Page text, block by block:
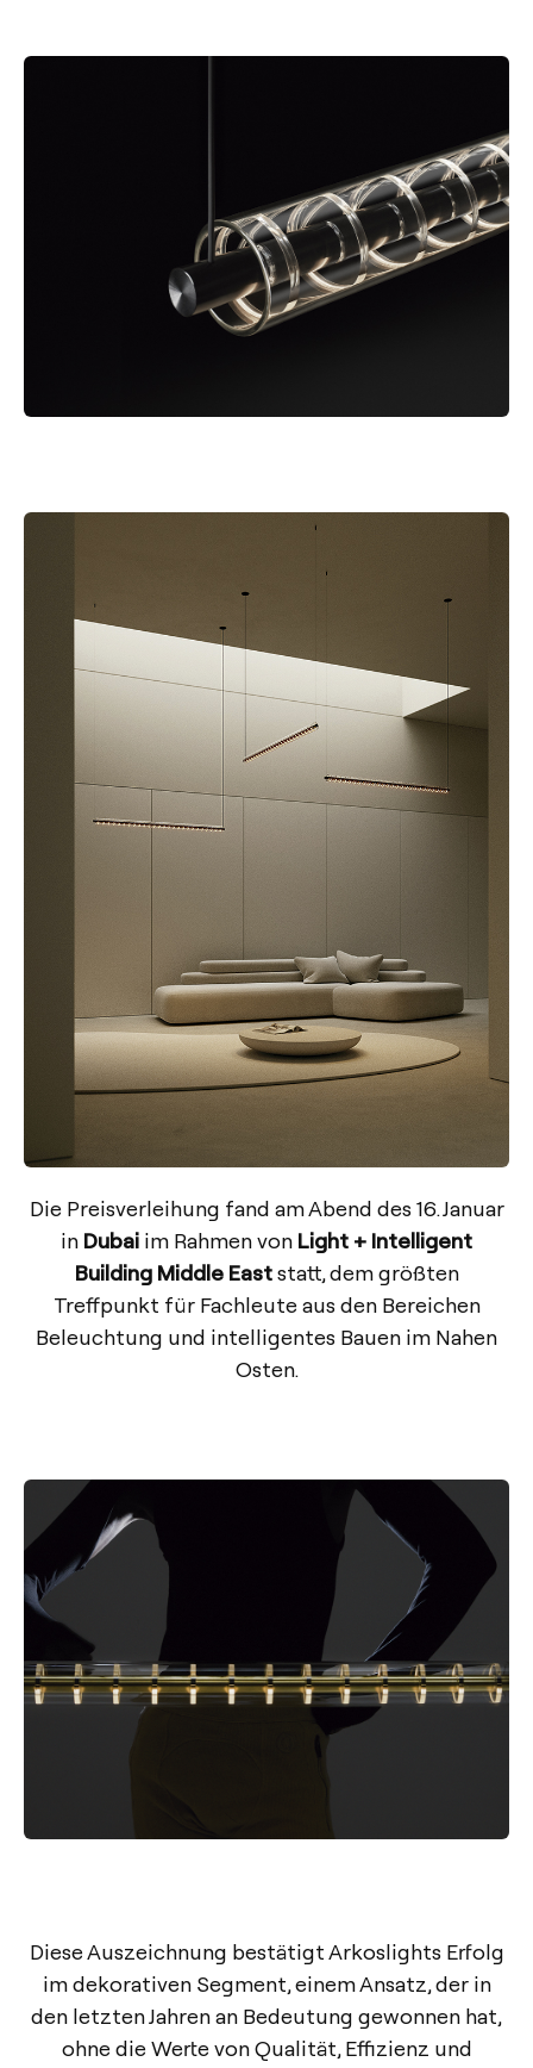
Die Preisverleihung fand am Abend des 16. Januar
in Dubai im Rahmen von Light + Intelligent
Building Middle Eaststatt, dem größten
Treffpunkt für Fachleute aus den Bereichen
Beleuchtung und intelligentes Bauen im Nahen
Osten.
Diese Auszeichnung bestätigt Arkoslights Erfolg
im dekorativen Segment, einem Ansatz, der in
den letzten Jahren an Bedeutung gewonnen hat,
ohne die Werte von Qualität, Effizienz und